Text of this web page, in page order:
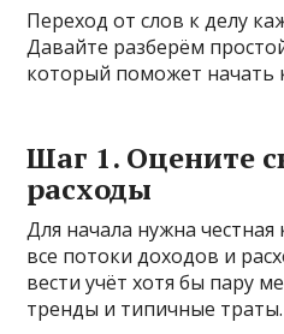
Переход от слов к делу
Давайте разберём
который поможет начать
Шаг 1. Оцените
расходы
Для начала нужна
все потоки доходов и
вести учёт хотя бы пару
тренды и типичные траты.